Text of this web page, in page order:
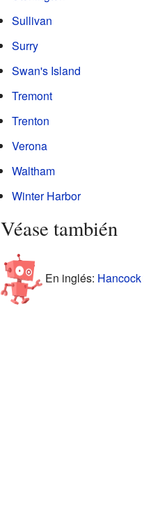
Sullivan
Surry
Swan's Island
Tremont
Trenton
Verona
Waltham
Winter Harbor
Véase también
En inglés: